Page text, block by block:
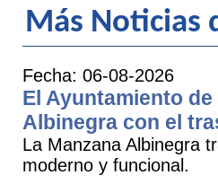
Más Noticias
Fecha: 06-08-2026
El Ayuntamiento
Albinegra con el
La Manzana Albinegra
moderno y funcional.